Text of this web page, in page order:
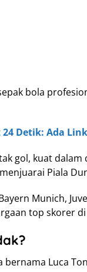
bola
Detik: Ada
gol, kuat dalam
Piala
Munich,
top skorer
Luca